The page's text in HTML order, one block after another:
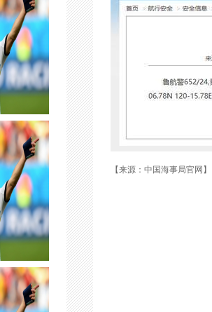
【来源：中国海事局官网】